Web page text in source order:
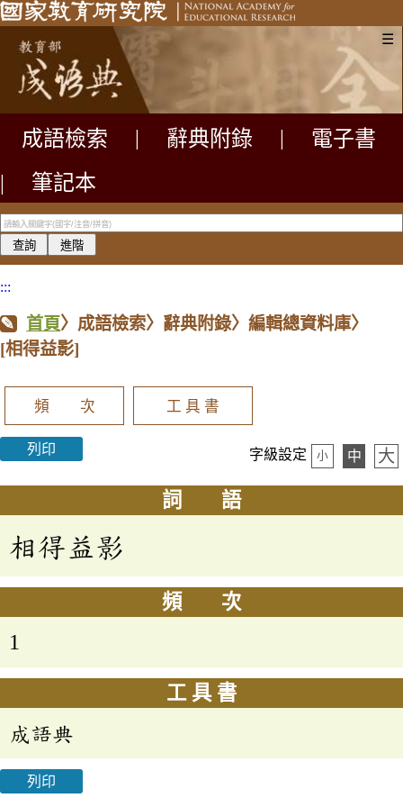
☰
成語檢索 辭典附錄
電子書
|
筆記本
:::
首頁〉成語檢索〉辭典附錄〉編輯總資料庫〉
[相得益影]
頻 次 工 具 書
列印 字級設定 小 中 大
詞 語
相得益影
頻 次
1
工 具 書
成語典
列印